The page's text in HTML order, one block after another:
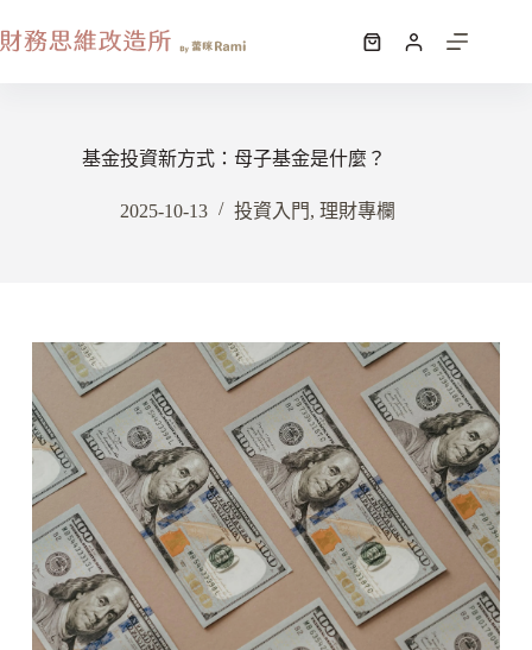
基金投資新方式：母子基金是什麼？
2025-10-13 投資入門, 理財專欄